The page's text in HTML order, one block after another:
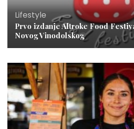
Lifestyle
Prvo izdanje Altroke Food
Novog Vinodolskog